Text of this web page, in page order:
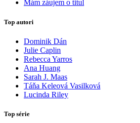
Mám záujem o titul
Top autori
Dominik Dán
Julie Caplin
Rebecca Yarros
Ana Huang
Sarah J. Maas
Táňa Keleová Vasilková
Lucinda Riley
Top série